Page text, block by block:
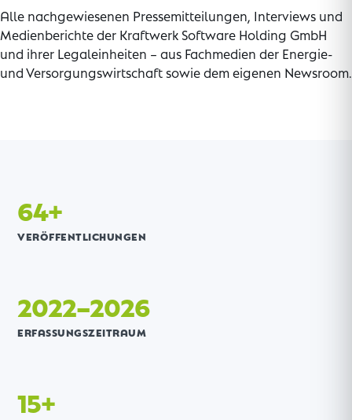
Alle nachgewiesenen Pressemitteilungen, Interviews und
Medienberichte der Kraftwerk Software Holding GmbH
und ihrer Legaleinheiten – aus Fachmedien der Energie-
und Versorgungswirtschaft sowie dem eigenen Newsroom.
64+
VERÖFFENTLICHUNGEN
2022–2026
ERFASSUNGSZEITRAUM
15+